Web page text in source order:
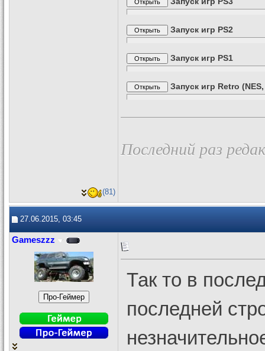
Запуск игр PS2
Запуск игр PS1
Запуск игр Retro
Последний раз
(81)
27.06.2015, 03:45
Gameszzz
Так то в
последней